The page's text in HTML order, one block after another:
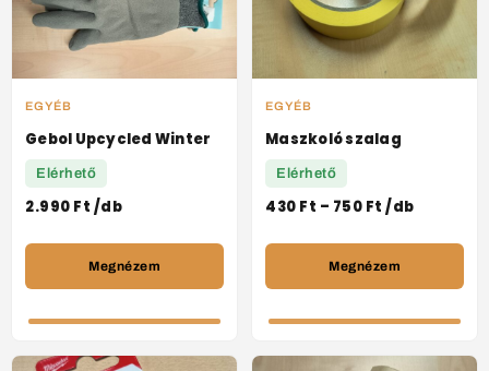
EGYÉB
Gebol Upcycled Winter
Elérhető
2.990 Ft /db
Megnézem
EGYÉB
Maszkoló szalag
Elérhető
430 Ft – 750 Ft /db
Megnézem